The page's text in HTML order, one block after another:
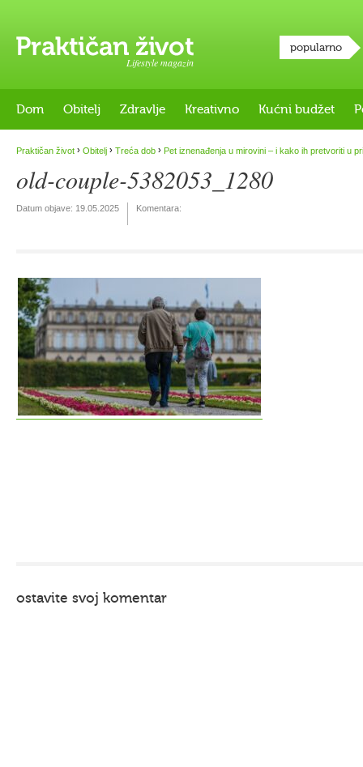
Lifestyle magazin
popularno
Dom Obitelj Zdravlje Kreativno Kućni budžet
Praktičan život › Obitelj › Treća dob › Pet iznenađenja u mirovini – i kako ih pretvoriti u
old-couple-5382053_1280
Datum objave: 19.05.2025 Komentara:
ostavite svoj komentar